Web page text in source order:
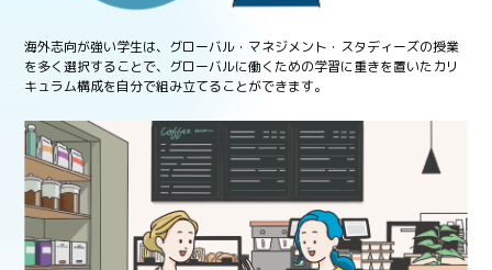
海外志向が強い学生は、グローバル・マネジメント・スタディーズの授業
を多く選択することで、グローバルに働くための学習に重きを置いたカリ
キュラム構成を自分で組み立てることができます。